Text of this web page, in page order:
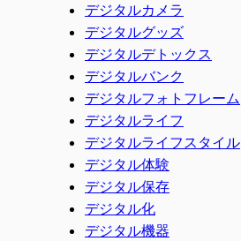
デジタルカメラ
デジタルグッズ
デジタルデトックス
デジタルバンク
デジタルフォトフレーム
デジタルライフ
デジタルライフスタイル
デジタル体験
デジタル保存
デジタル化
デジタル機器